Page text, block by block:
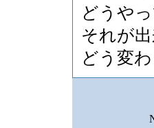
どうや
それが
どう変